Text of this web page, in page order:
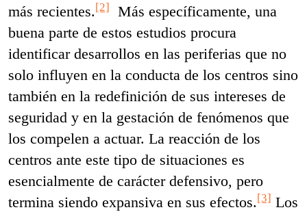
más recientes.[2]
Más específicamente, una
buena parte de estos estudios procura
identificar desarrollos en las periferias que no
solo influyen en la conducta de los centros sino
también en la redefinición de sus intereses de
seguridad y en la gestación de fenómenos que
los compelen a actuar. La reacción de los
centros ante este tipo de situaciones es
esencialmente de carácter defensivo, pero
termina siendo expansiva en sus efectos.[3] Los